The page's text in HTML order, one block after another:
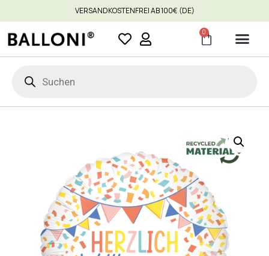
VERSANDKOSTENFREI AB 100€ (DE)
0